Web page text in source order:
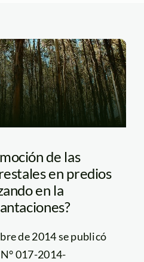
de las
en predios
en la
de 2014 se publicó
017-2014-